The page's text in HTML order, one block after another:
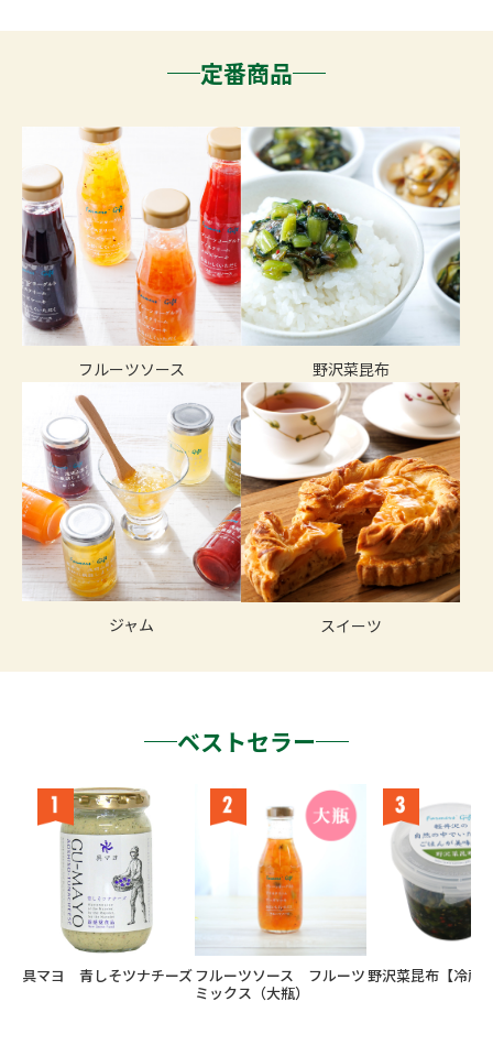
定番商品
フルーツソース 野沢菜昆布
ジャム スイーツ
ベストセラー
具マヨ 青しそツナチーズフルーツソース フルーツ
ミックス（大瓶）
野沢菜昆布【冷蔵